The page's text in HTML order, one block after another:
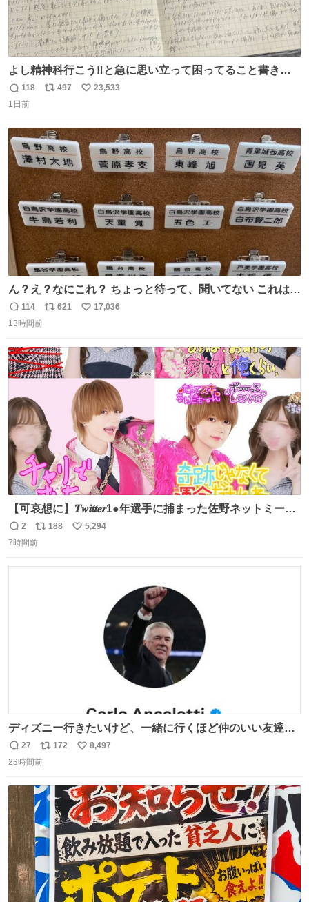
よし精神科行こう‼️と急に思い立って困ってること書き出
してたらペン止まらなくなってすごい勢いで埋まってワロ
タ
返
信
118
リ
ト
数
497
い
数
23,533
1日前
ん？え？なにこれ？ ちょっと待って、聞いてない これは販
売されているのもですか？
返
信
114
リ
ト
数
621
い
数
17,036
13時間前
【可哀想に】𝑻𝒘𝒊𝒕𝒕𝒆𝒓1●年選手に捕まった佐野ネットミーム
勇斗さんのコラボプリ
返
信
2
リ
ポ
188
い
5,294
7時間前
ディズニー行きたいけど、一緒に行くほど仲のいい友達が
居ない… ほんでこれ
返
信
27
リ
ポ
ト
172
い
数
8,497
23時間前